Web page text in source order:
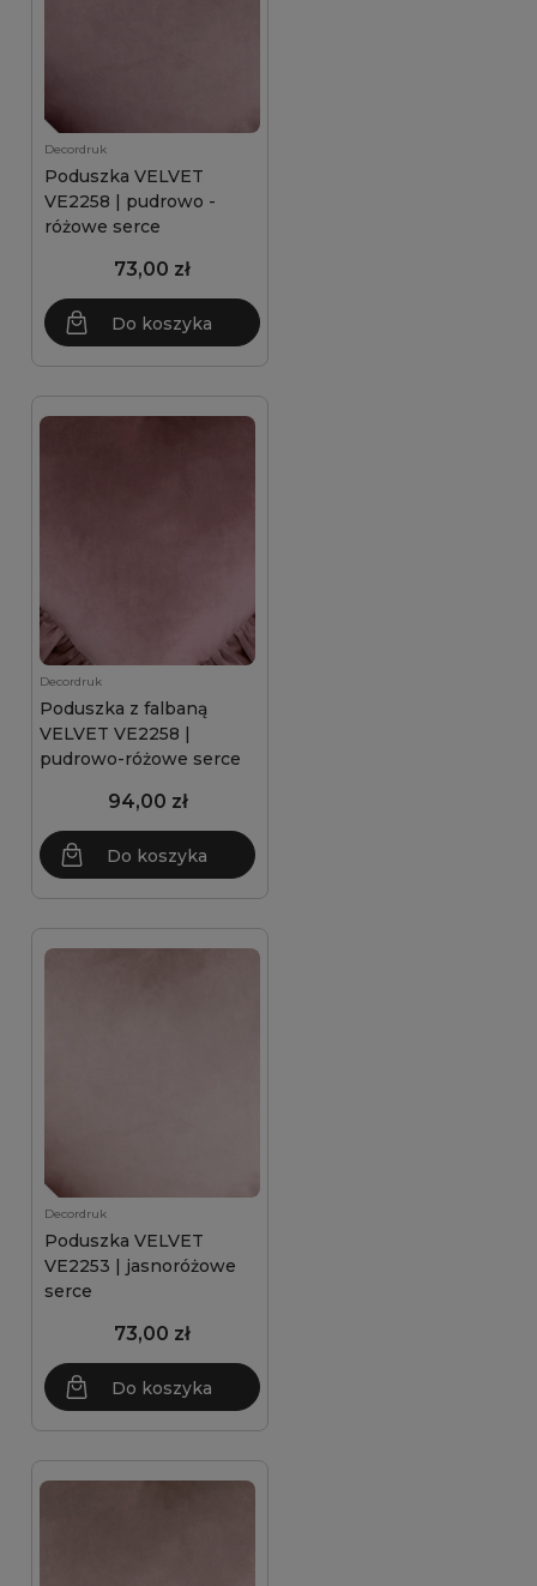
Decordruk
Poduszka VELVET
VE2258 | pudrowo -
różowe serce
73,00 zł
Do koszyka
Decordruk
Poduszka z falbaną
VELVET VE2258 |
pudrowo-różowe serce
94,00 zł
Do koszyka
Decordruk
Poduszka VELVET
VE2253 | jasnoróżowe
serce
73,00 zł
Do koszyka